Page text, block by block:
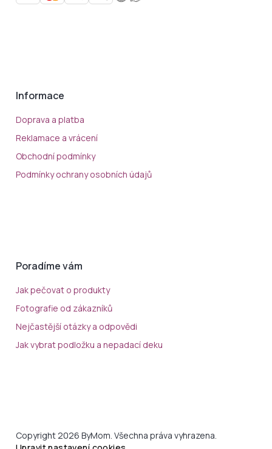
Informace
Doprava a platba
Reklamace a vrácení
Obchodní podmínky
Podmínky ochrany osobních údajů
Poradíme vám
Jak pečovat o produkty
Fotografie od zákazníků
Nejčastější otázky a odpovědi
Jak vybrat podložku a nepadací deku
Copyright 2026 ByMom. Všechna práva vyhrazena.